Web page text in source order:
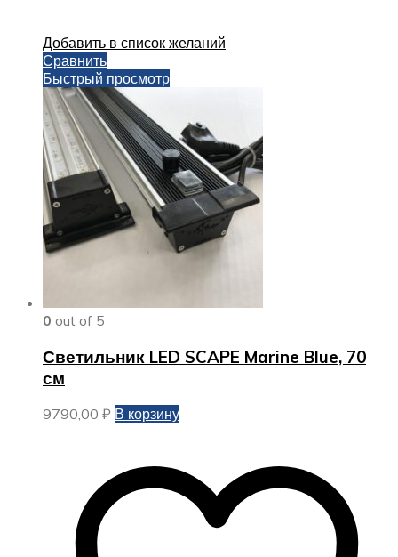
Добавить в список желаний
Сравнить
Быстрый просмотр
0 out of 5
Светильник LED SCAPE Marine Blue, 70
см
9790,00 ₽ В корзину